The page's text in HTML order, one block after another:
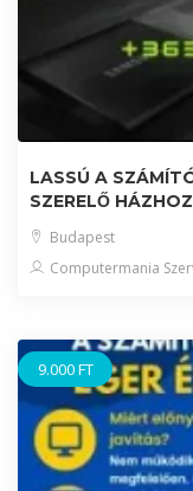
LASSÚ A
SZERELŐ
Budapest
Computermania
9.000 FT